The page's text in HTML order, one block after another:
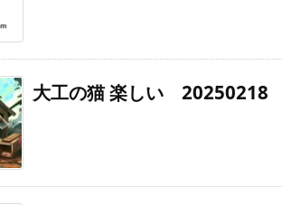
大工の猫 楽しい 20250218